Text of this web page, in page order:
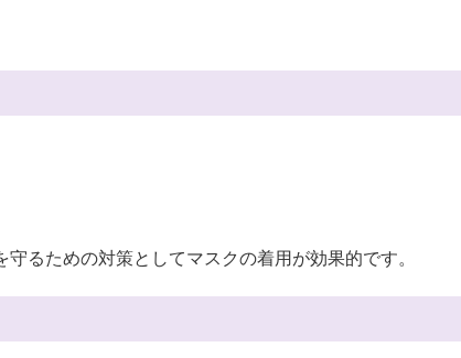
るための対策としてマスクの着用が効果的です。